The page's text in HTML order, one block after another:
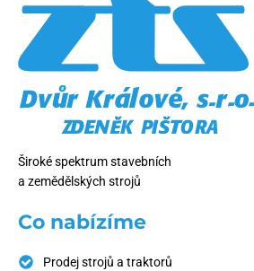
Široké spektrum stavebních
a zemědělských strojů
Co nabízíme
Prodej strojů a traktorů